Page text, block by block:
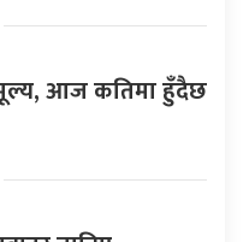
आज कतिमा हुँदैछ